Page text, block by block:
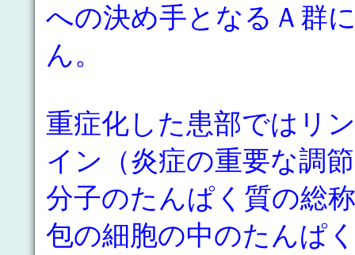
への決め手となるＡ群
ん。
重症化した患部ではリ
イン（炎症の重要な調
分子のたんぱく質の総
包の細胞の中のたんぱ